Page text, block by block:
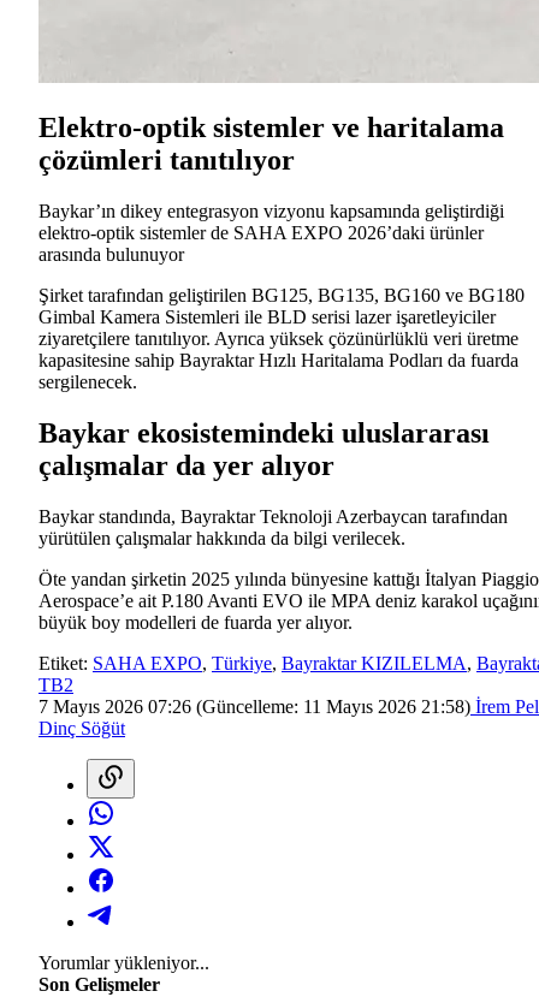
Elektro-optik sistemler ve haritalama
çözümleri tanıtılıyor
Baykar’ın dikey entegrasyon vizyonu kapsamında geliştirdiği
elektro-optik sistemler de SAHA EXPO 2026’daki ürünler
arasında bulunuyor
Şirket tarafından geliştirilen BG125, BG135, BG160 ve BG180
Gimbal Kamera Sistemleri ile BLD serisi lazer işaretleyiciler
ziyaretçilere tanıtılıyor. Ayrıca yüksek çözünürlüklü veri üretme
kapasitesine sahip Bayraktar Hızlı Haritalama Podları da fuarda
sergilenecek.
Baykar ekosistemindeki uluslararası
çalışmalar da yer alıyor
Baykar standında, Bayraktar Teknoloji Azerbaycan tarafından
yürütülen çalışmalar hakkında da bilgi verilecek.
Öte yandan şirketin 2025 yılında bünyesine kattığı İtalyan Piaggio
Aerospace’e ait P.180 Avanti EVO ile MPA deniz karakol
büyük boy modelleri de fuarda yer alıyor.
Etiket: SAHA EXPO, Türkiye, Bayraktar KIZILELMA,
TB2
7 Mayıs 2026 07:26 (Güncelleme: 11 Mayıs 2026 21:58) İrem
Dinç Söğüt
Yorumlar yükleniyor...
Son Gelişmeler